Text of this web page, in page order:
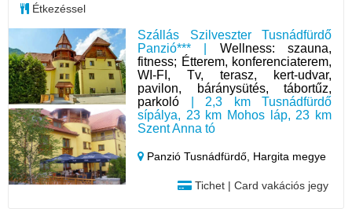
Szállás Szilveszter Tusnádfürdő
Panzió*** | Wellness: szauna,
fitness; Étterem, konferenciaterem,
WI-FI, Tv, terasz, kert-udvar,
pavilon, báránysütés, tábortűz,
parkoló | 2,3 km Tusnádfürdő
sípálya, 23 km Mohos láp, 23 km
Szent Anna tó
Panzió Tusnádfürdő, Hargita megye
Tichet | Card vakációs jegy
Étkezéssel